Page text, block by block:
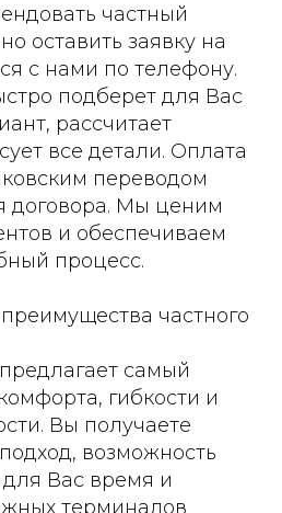
частный
оставить заявку на
с нами по телефону.
подберет для Вас
рассчитает
все детали. Оплата
переводом
договора. Мы ценим
и обеспечиваем
процесс.
частного
самый
гибкости и
Вы получаете
возможность
Вас время и
терминалов